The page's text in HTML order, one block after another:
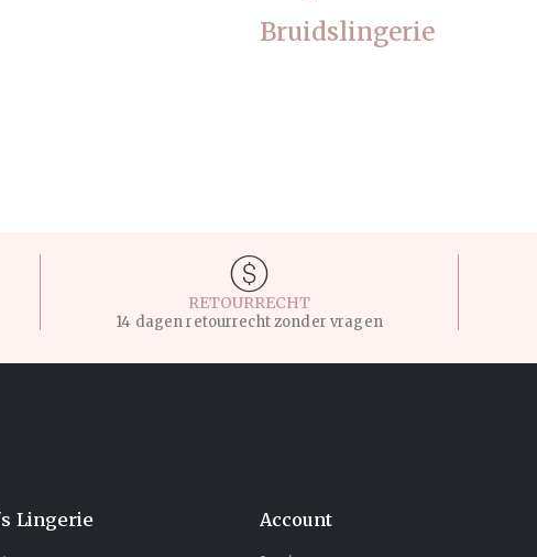
Bruidslingerie
RETOURRECHT
14 dagen retourrecht zonder vragen
Lingerie Account